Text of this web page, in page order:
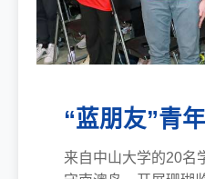
“蓝朋友”青
来自中山大学的20名